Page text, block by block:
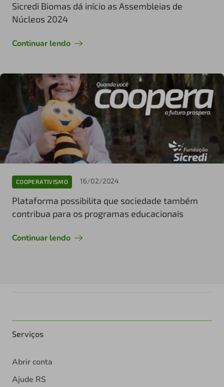
Sicredi Biomas dá início as Assembleias de
Núcleos 2024
Continuar lendo
COOPERATIVISMO 16/02/2024
Plataforma possibilita que sociedade também
contribua para os programas educacionais
Continuar lendo
Serviços
Abrir conta
Ajude RS